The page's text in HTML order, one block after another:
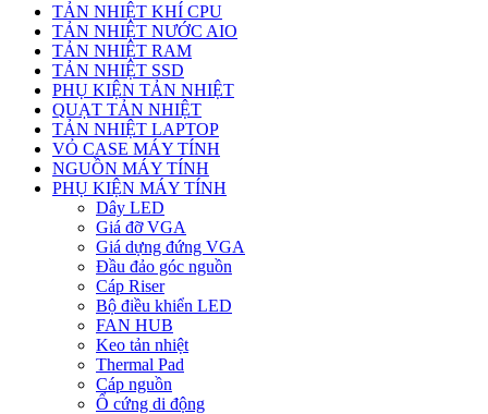
TẢN NHIỆT KHÍ CPU
TẢN NHIỆT NƯỚC AIO
TẢN NHIỆT RAM
TẢN NHIỆT SSD
PHỤ KIỆN TẢN NHIỆT
QUẠT TẢN NHIỆT
TẢN NHIỆT LAPTOP
VỎ CASE MÁY TÍNH
NGUỒN MÁY TÍNH
PHỤ KIỆN MÁY TÍNH
Dây LED
Giá đỡ VGA
Giá dựng đứng VGA
Đầu đảo góc nguồn
Cáp Riser
Bộ điều khiển LED
FAN HUB
Keo tản nhiệt
Thermal Pad
Cáp nguồn
Ổ cứng di động